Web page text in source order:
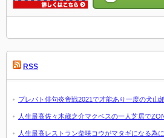
RSS
プレバト俳句炎帝戦2021で才能あり一度の犬山
人生最高佐々木蔵之介マクベスの一人芝居で
人生最高レストラン柴咲コウがマタギになる為